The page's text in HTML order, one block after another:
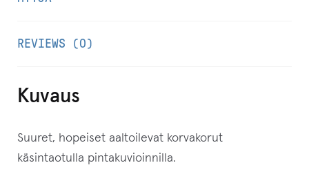
REVIEWS (0)
Kuvaus
Suuret, hopeiset aaltoilevat korvakorut
käsintaotulla pintakuvioinnilla.